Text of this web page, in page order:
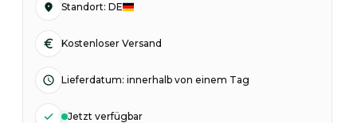
Standort: DE
Kostenloser Versand
Lieferdatum: innerhalb von einem Tag
Jetzt verfügbar